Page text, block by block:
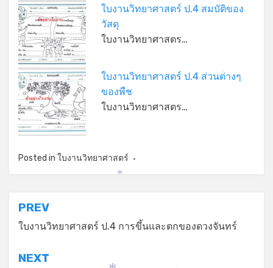
ใบงานวิทยาศาสตร์ ป.4 สมบัติของ
วัสดุ
ใบงานวิทยาศาสตร…
ใบงานวิทยาศาสตร์ ป.4 ส่วนต่างๆ
ของพืช
ใบงานวิทยาศาสตร…
Posted in ใบงานวิทยาศาสตร์
แนะแนว
เรื่อง
PREV
ใบงานวิทยาศาสตร์ ป.4 การขึ้นและตกของดวงจันทร์
NEXT
*
*